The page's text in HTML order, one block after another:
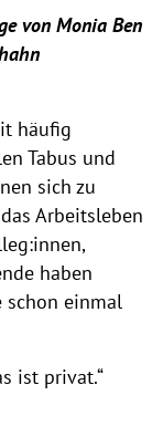
von Monia Ben
häufig
Tabus und
sich zu
Arbeitsleben
haben
schon einmal
ist privat.“